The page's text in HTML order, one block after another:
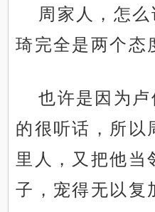
周家人，怎
琦完全是两个态
也许是因为
的很听话，所以
里人，又把他当
子，宠得无以复